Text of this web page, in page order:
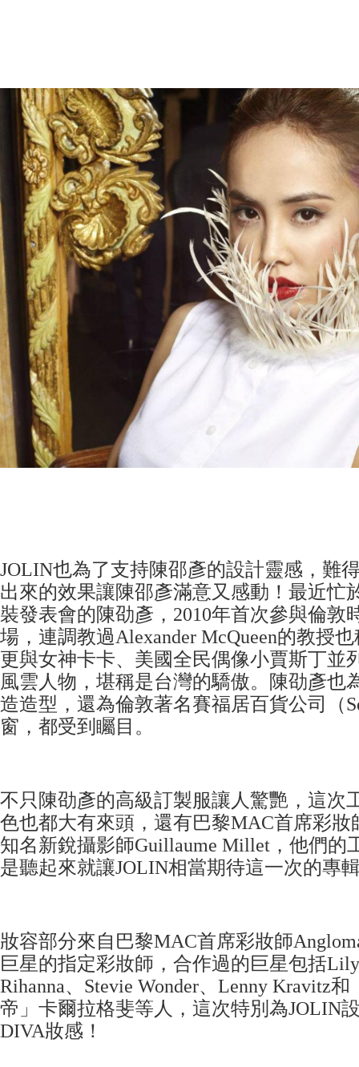
JOLIN也為了支持陳邵彥的設計靈感，難
出來的效果讓陳邵彥滿意又感動！最近忙
裝發表會的陳劭彥，2010年首次參與倫敦
場，連調教過Alexander McQueen的教授
更與女神卡卡、美國全民偶像小賈斯丁並
風雲人物，堪稱是台灣的驕傲。陳劭彥也
造造型，還為倫敦著名賽福居百貨公司（
窗，都受到矚目。
不只陳劭彥的高級訂製服讓人驚艷，這次
色也都大有來頭，還有巴黎MAC首席彩妝
知名新銳攝影師Guillaume Millet，他們的
是聽起來就讓JOLIN相當期待這一次的專
妝容部分來自巴黎MAC首席彩妝師
巨星的指定彩妝師，合作過的巨星包括
Rihanna、Stevie Wonder、Lenny Kravitz
帝」卡爾拉格斐等人，這次特別為JOLIN
DIVA妝感！